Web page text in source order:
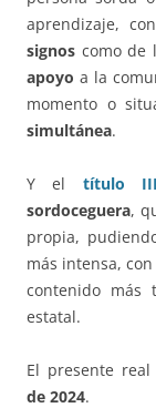
aprendizaje,
signos como de
apoyo a la
momento o
simultánea.
Y el título III
sordoceguera,
propia,
más intensa,
contenido más
estatal.
El presente
de 2024.